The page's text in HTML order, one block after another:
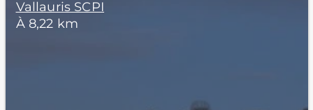
Vallauris SCPI
À 8,22 km